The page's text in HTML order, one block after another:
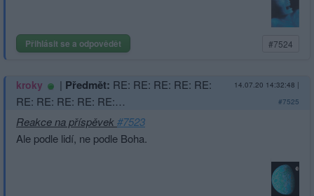
Přihlásit se a odpovědět #7524
kroky | Předmět: RE: RE: RE: RE: RE:
RE: RE: RE: RE: RE:…
14.07.20 14:32:48 |
#7525
Reakce na příspěvek#7523
Ale podle lidí, ne podle Boha.